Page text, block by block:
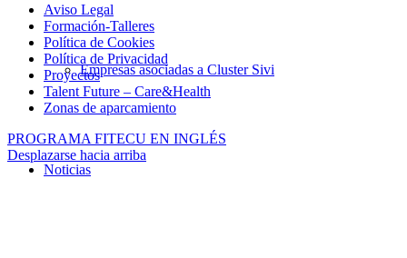
Empresas asociadas a Cluster Sivi
Noticias
Aviso Legal
Formación-Talleres
Política de Cookies
Política de Privacidad
Proyectos
Talent Future – Care&Health
Zonas de aparcamiento
PROGRAMA FITECU EN INGLÉS
Desplazarse hacia arriba